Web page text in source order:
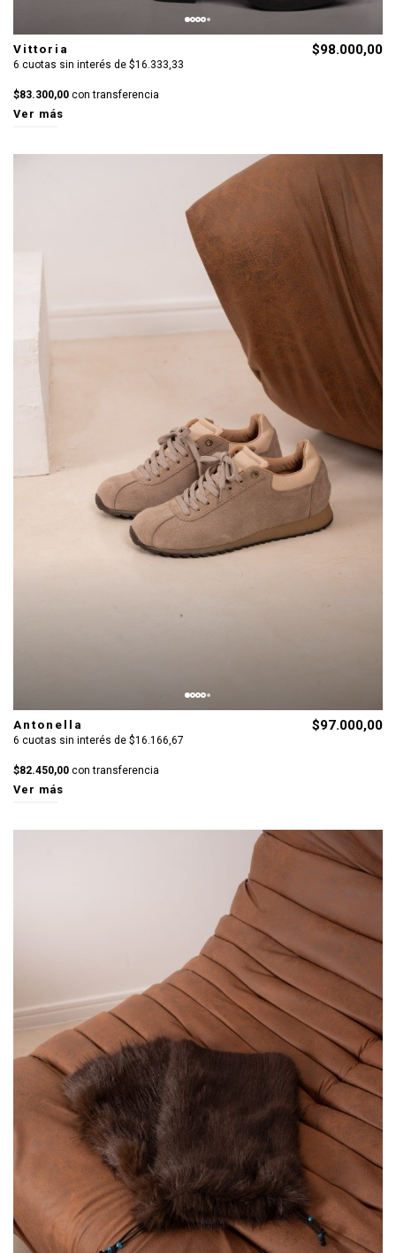
Vittoria
6 cuotas sin interés de $16.333,33
$83.300,00 con transferencia
$98.000,00
Ver más
Antonella
6 cuotas sin interés de $16.166,67
$82.450,00 con transferencia
$97.000,00
Ver más